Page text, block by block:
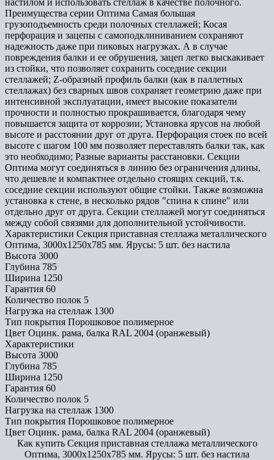
Преимущества серии Оптима Самая большая
грузоподъемность среди полочных стеллажей; Косая
перфорация и зацепы с самоподклиниванием сохраняют
надежность даже при пиковых нагрузках. А в случае
повреждения балки и ее обрушения, зацеп легко выскакивает
из стойки, что позволяет сохранить соседние секции
стеллажей; Z-образный профиль балки (как в паллетных
стеллажах) без сварных швов сохраняет геометрию даже при
интенсивной эксплуатации, имеет высокие показатели
прочности и полностью прокрашивается, благодаря чему
повышается защита от коррозии; Установка ярусов на любой
высоте и расстоянии друг от друга. Перфорация стоек по всей
высоте с шагом 100 мм позволяет переставлять балки так, как
это необходимо; Разные варианты расстановки. Секции
Оптима могут соединяться в линию без ограничения длины,
что дешевле и компактнее отдельно стоящих секций, т.к.
соседние секции используют общие стойки. Также возможна
установка к стене, в несколько рядов "спина к спине" или
отдельно друг от друга. Секции стеллажей могут соединяться
между собой связями для дополнительной устойчивости.
Характеристики Секция приставная стеллажа металлического
Оптима, 3000x1250x785 мм. Ярусы: 5 шт. без настила
Высота 3000
Глубина 785
Ширина 1250
Гарантия 60
Количество полок 5
Нагрузка на стеллаж 1300
Тип покрытия Порошковое полимерное
Цвет Оцинк. рама, балка RAL 2004 (оранжевый)
Характеристики
Высота 3000
Глубина 785
Ширина 1250
Гарантия 60
Количество полок 5
Нагрузка на стеллаж 1300
Тип покрытия Порошковое полимерное
Цвет Оцинк. рама, балка RAL 2004 (оранжевый)
Как купить Секция приставная стеллажа металлического
Оптима, 3000x1250x785 мм. Ярусы: 5 шт. без настила